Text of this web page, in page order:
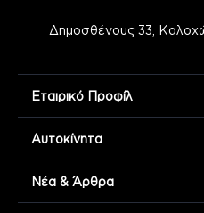
Δημοσθένους 33,
Εταιρικό Προφίλ
Αυτοκίνητα
Νέα & Άρθρα